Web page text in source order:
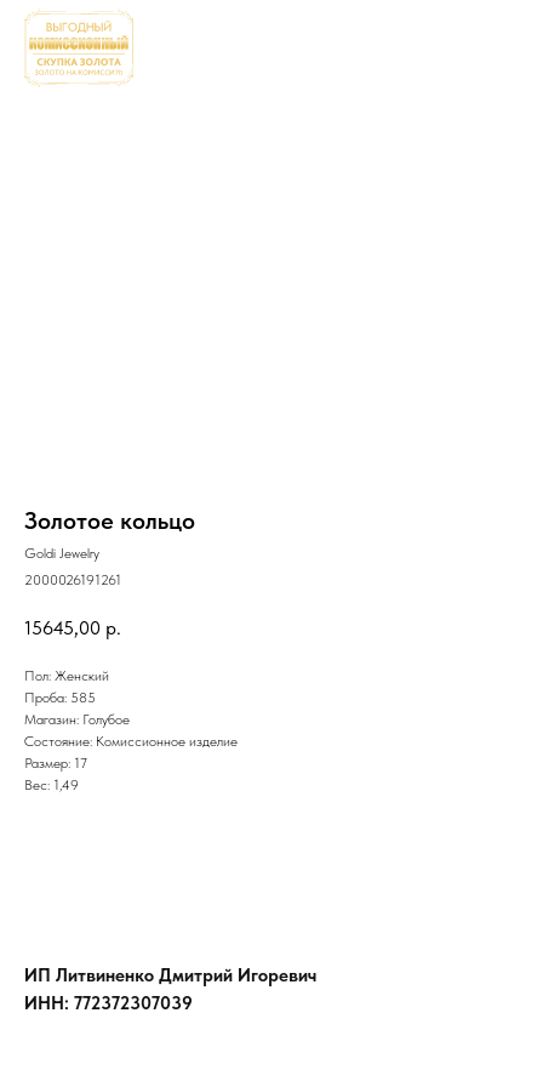
Золотое кольцо
Goldi Jewelry
2000026191261
15645,00 р.
Пол: Женский
Проба: 585
Магазин: Голубое
Состояние: Комиссионное изделие
Размер: 17
Вес: 1,49
ИП Литвиненко Дмитрий Игоревич
ИНН: 772372307039